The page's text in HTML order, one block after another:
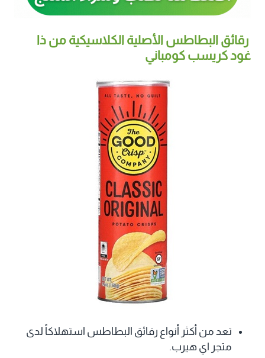
رقائق البطاطس الأصلية الكلاسيكية من ذا
غود كريسب كومباني
تعد من أكثر أنواع رقائق البطاطس استهلاكاً لدى
متجر اي هيرب.